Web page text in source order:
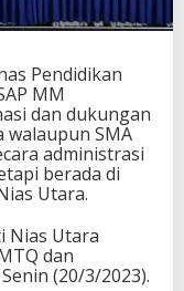
Pendidikan
MM
dan dukungan
SMA
administrasi
berada di
Utara.
Nias Utara
dan
(20/3/2023).